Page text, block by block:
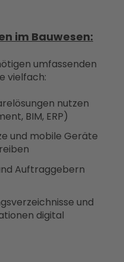
im Bauwesen:
umfassenden
vielfach:
nutzen
BIM, ERP)
und mobile Geräte
Auftraggebern
und
digital